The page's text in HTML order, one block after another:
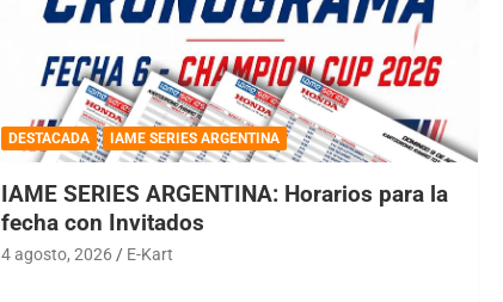
DESTACADA IAME SERIES ARGENTINA
IAME SERIES ARGENTINA: Horarios para la
fecha con Invitados
4 agosto, 2026 E-Kart